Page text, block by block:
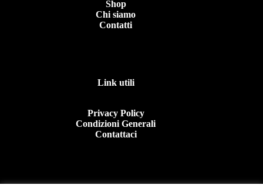
Shop
Chi siamo
Contatti
Link utili
Privacy Policy
Condizioni Generali
Contattaci